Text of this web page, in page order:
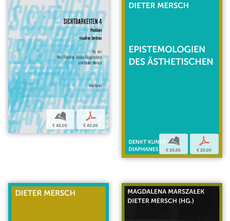
b
€ 40,00
p
€ 40,00
b
€ 20,00
p
€ 20,00